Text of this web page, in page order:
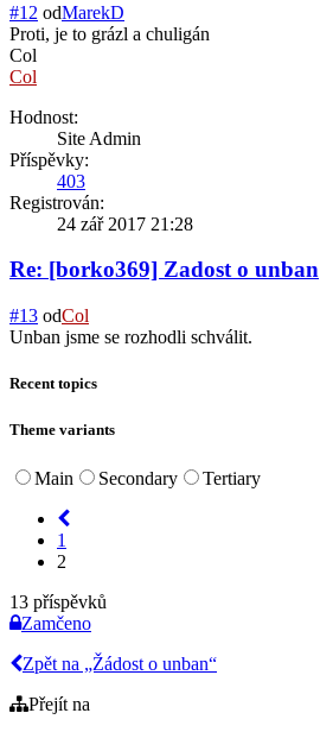
#12 odMarekD
Proti, je to grázl a chuligán
Col
Col
Hodnost:
Site Admin
Příspěvky:
403
Registrován:
24 zář 2017 21:28
Re: [borko369] Zadost o unban
#13 odCol
Unban jsme se rozhodli schválit.
Recent topics
Theme variants
Main Secondary Tertiary
1
2
13 příspěvků
Zamčeno
Zpět na „Žádost o unban“
Přejít na